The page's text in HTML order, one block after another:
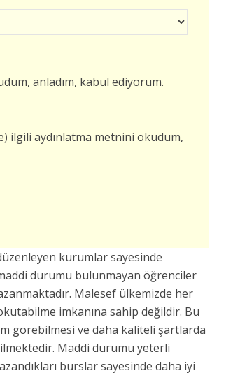
anladım, kabul ediyorum.
ilgili aydınlatma metnini okudum,
kurumlar sayesinde
durumu bulunmayan öğrenciler
Malesef ülkemizde her
imkanına sahip değildir. Bu
görebilmesi ve daha kaliteli şartlarda
Maddi durumu yeterli
burslar sayesinde daha iyi